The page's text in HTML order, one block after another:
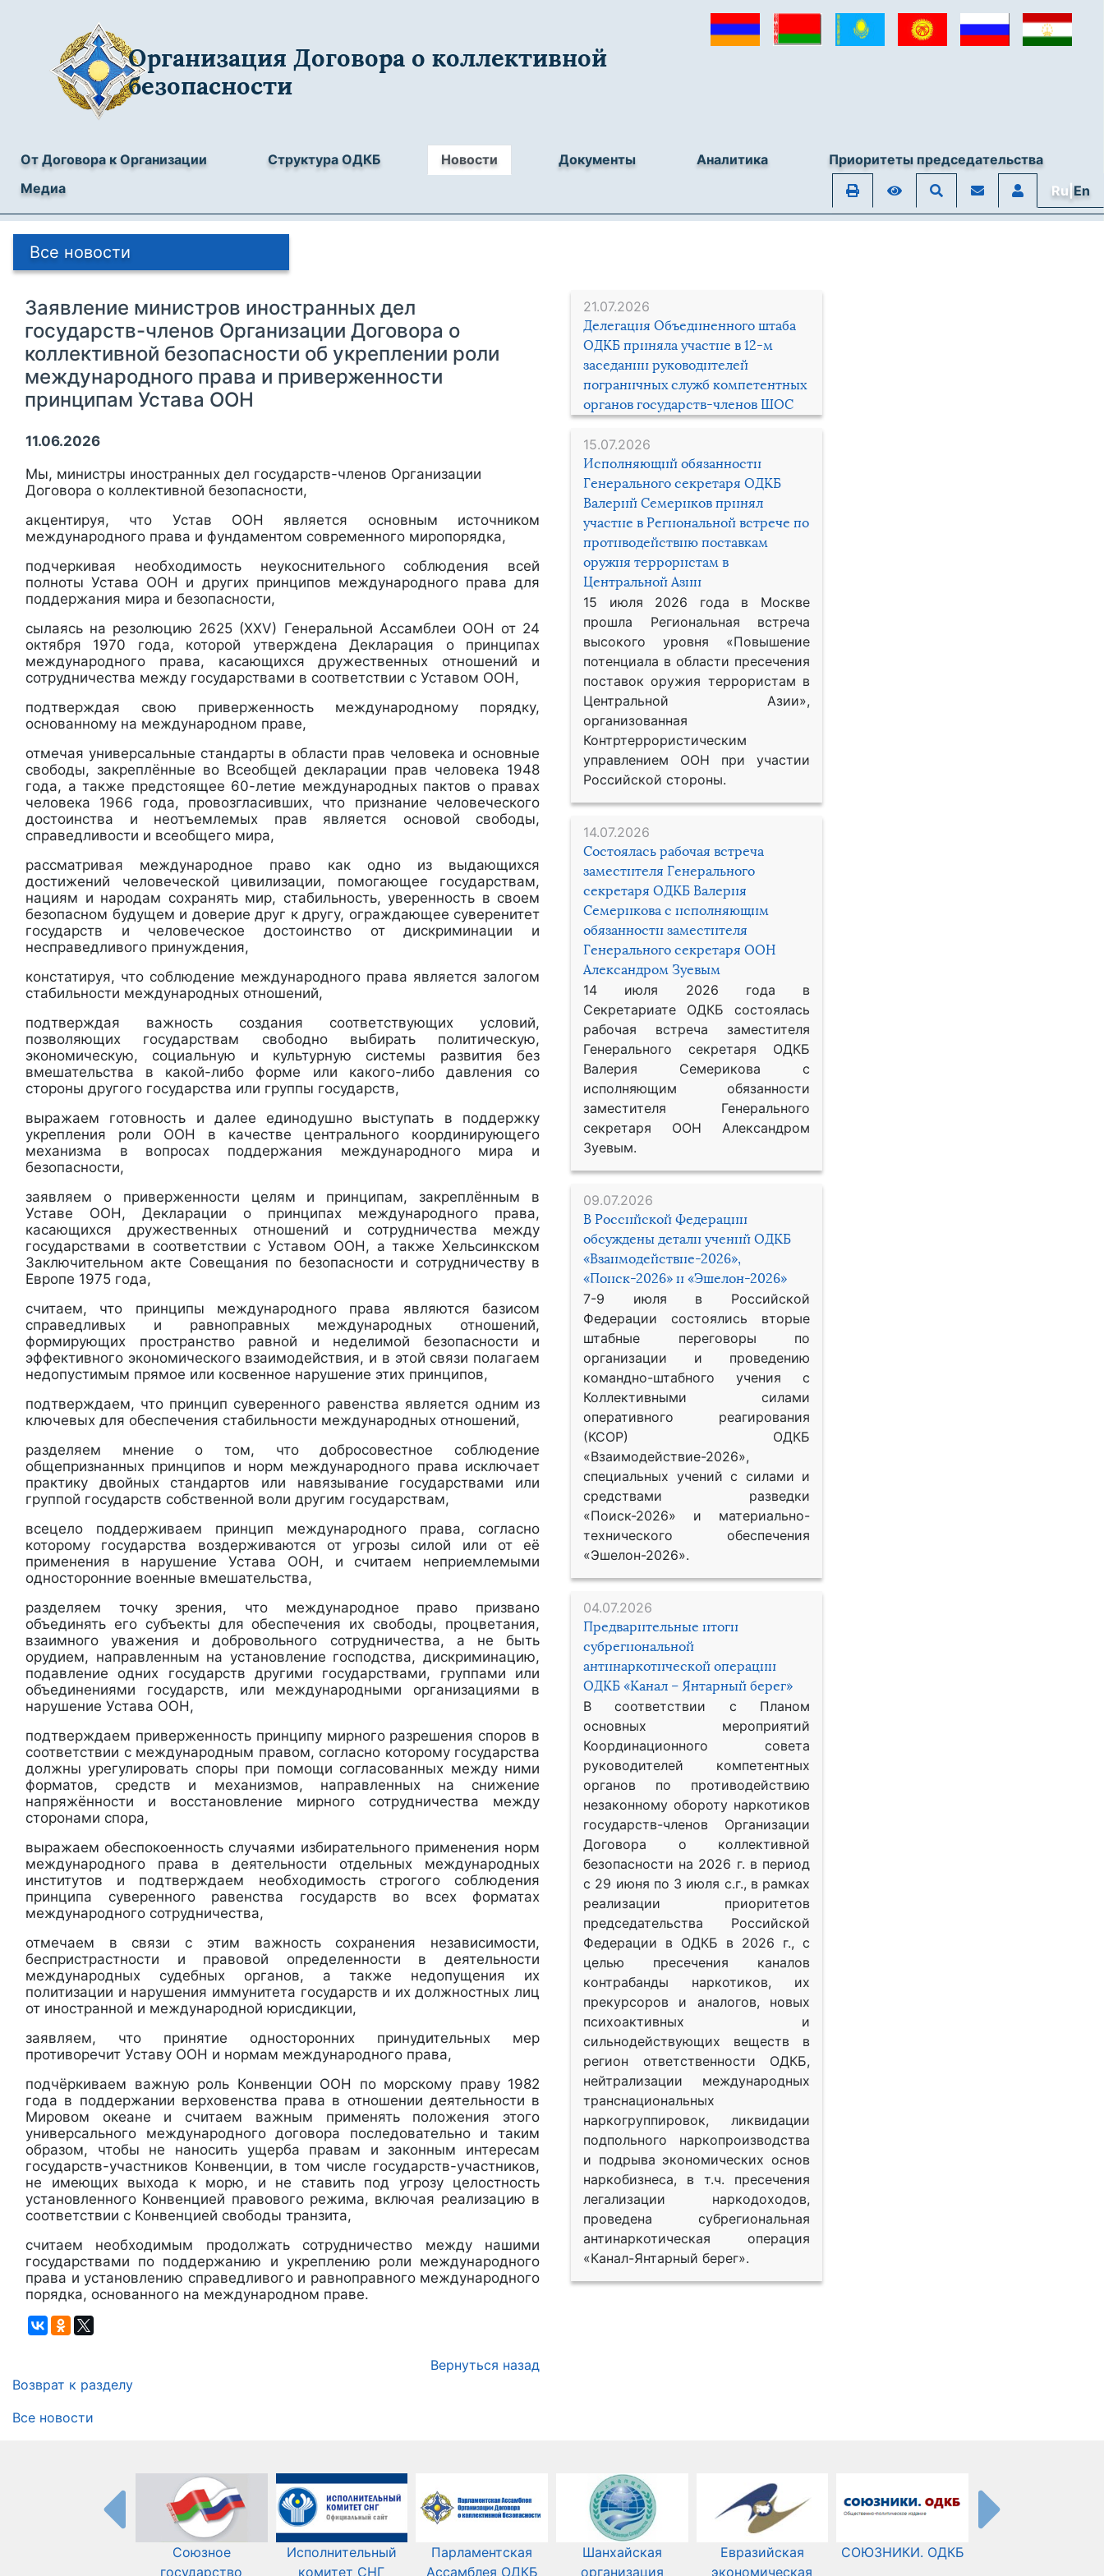
Организация Договора о коллективной
безопасности
От Договора к Организации Структура ОДКБ Новости Документы Аналитика
Приоритеты председательства
Медиа
Ru|En
Все новости
21.07.2026
Делегация Объединенного штаба
ОДКБ приняла участие в 12-м
заседании руководителей
пограничных служб компетентных
органов государств-членов ШОС
15.07.2026
Исполняющий обязанности
Генерального секретаря ОДКБ
Валерий Семериков принял
участие в Региональной встрече по
противодействию поставкам
оружия террористам в
Центральной Азии
15 июля 2026 года в Москве
прошла Региональная встреча
высокого уровня «Повышение
потенциала в области пресечения
поставок оружия террористам в
Центральной Азии»,
организованная
Контртеррористическим
управлением ООН при участии
Российской стороны.
14.07.2026
Состоялась рабочая встреча
заместителя Генерального
секретаря ОДКБ Валерия
Семерикова с исполняющим
обязанности заместителя
Генерального секретаря ООН
Александром Зуевым
14 июля 2026 года в
Секретариате ОДКБ состоялась
рабочая встреча заместителя
Генерального секретаря ОДКБ
Валерия Семерикова с
исполняющим обязанности
заместителя Генерального
секретаря ООН Александром
Зуевым.
09.07.2026
В Российской Федерации
обсуждены детали учений ОДКБ
«Взаимодействие-2026»,
«Поиск-2026» и «Эшелон-2026»
7-9 июля в Российской
Федерации состоялись вторые
штабные переговоры по
организации и проведению
командно-штабного учения с
Коллективными силами
оперативного реагирования
(КСОР) ОДКБ
«Взаимодействие-2026»,
специальных учений с силами и
средствами разведки
«Поиск-2026» и материально-
технического обеспечения
«Эшелон-2026».
04.07.2026
Предварительные итоги
субрегиональной
антинаркотической операции
ОДКБ «Канал – Янтарный берег»
В соответствии с Планом
основных мероприятий
Координационного совета
руководителей компетентных
органов по противодействию
незаконному обороту наркотиков
государств-членов Организации
Договора о коллективной
безопасности на 2026 г. в период
с 29 июня по 3 июля с.г., в рамках
реализации приоритетов
председательства Российской
Федерации в ОДКБ в 2026 г., с
целью пресечения каналов
контрабанды наркотиков, их
прекурсоров и аналогов, новых
психоактивных и
сильнодействующих веществ в
регион ответственности ОДКБ,
нейтрализации международных
транснациональных
наркогруппировок, ликвидации
подпольного наркопроизводства
и подрыва экономических основ
наркобизнеса, в т.ч. пресечения
легализации наркодоходов,
проведена субрегиональная
антинаркотическая операция
«Канал-Янтарный берег».
Заявление министров иностранных дел
государств-членов Организации Договора о
коллективной безопасности об укреплении роли
международного права и приверженности
принципам Устава ООН
11.06.2026
Мы, министры иностранных дел государств-членов Организации
Договора о коллективной безопасности,
акцентируя, что Устав ООН является основным источником
международного права и фундаментом современного миропорядка,
подчеркивая необходимость неукоснительного соблюдения всей
полноты Устава ООН и других принципов международного права для
поддержания мира и безопасности,
сылаясь на резолюцию 2625 (XXV) Генеральной Ассамблеи ООН от 24
октября 1970 года, которой утверждена Декларация о принципах
международного права, касающихся дружественных отношений и
сотрудничества между государствами в соответствии с Уставом ООН,
подтверждая свою приверженность международному порядку,
основанному на международном праве,
отмечая универсальные стандарты в области прав человека и основные
свободы, закреплённые во Всеобщей декларации прав человека 1948
года, а также предстоящее 60-летие международных пактов о правах
человека 1966 года, провозгласивших, что признание человеческого
достоинства и неотъемлемых прав является основой свободы,
справедливости и всеобщего мира,
рассматривая международное право как одно из выдающихся
достижений человеческой цивилизации, помогающее государствам,
нациям и народам сохранять мир, стабильность, уверенность в своем
безопасном будущем и доверие друг к другу, ограждающее суверенитет
государств и человеческое достоинство от дискриминации и
несправедливого принуждения,
констатируя, что соблюдение международного права является залогом
стабильности международных отношений,
подтверждая важность создания соответствующих условий,
позволяющих государствам свободно выбирать политическую,
экономическую, социальную и культурную системы развития без
вмешательства в какой-либо форме или какого-либо давления со
стороны другого государства или группы государств,
выражаем готовность и далее единодушно выступать в поддержку
укрепления роли ООН в качестве центрального координирующего
механизма в вопросах поддержания международного мира и
безопасности,
заявляем о приверженности целям и принципам, закреплённым в
Уставе ООН, Декларации о принципах международного права,
касающихся дружественных отношений и сотрудничества между
государствами в соответствии с Уставом ООН, а также Хельсинкском
Заключительном акте Совещания по безопасности и сотрудничеству в
Европе 1975 года,
считаем, что принципы международного права являются базисом
справедливых и равноправных международных отношений,
формирующих пространство равной и неделимой безопасности и
эффективного экономического взаимодействия, и в этой связи полагаем
недопустимым прямое или косвенное нарушение этих принципов,
подтверждаем, что принцип суверенного равенства является одним из
ключевых для обеспечения стабильности международных отношений,
разделяем мнение о том, что добросовестное соблюдение
общепризнанных принципов и норм международного права исключает
практику двойных стандартов или навязывание государствами или
группой государств собственной воли другим государствам,
всецело поддерживаем принцип международного права, согласно
которому государства воздерживаются от угрозы силой или от её
применения в нарушение Устава ООН, и считаем неприемлемыми
односторонние военные вмешательства,
разделяем точку зрения, что международное право призвано
объединять его субъекты для обеспечения их свободы, процветания,
взаимного уважения и добровольного сотрудничества, а не быть
орудием, направленным на установление господства, дискриминацию,
подавление одних государств другими государствами, группами или
объединениями государств, или международными организациями в
нарушение Устава ООН,
подтверждаем приверженность принципу мирного разрешения споров в
соответствии с международным правом, согласно которому государства
должны урегулировать споры при помощи согласованных между ними
форматов, средств и механизмов, направленных на снижение
напряжённости и восстановление мирного сотрудничества между
сторонами спора,
выражаем обеспокоенность случаями избирательного применения норм
международного права в деятельности отдельных международных
институтов и подтверждаем необходимость строгого соблюдения
принципа суверенного равенства государств во всех форматах
международного сотрудничества,
отмечаем в связи с этим важность сохранения независимости,
беспристрастности и правовой определенности в деятельности
международных судебных органов, а также недопущения их
политизации и нарушения иммунитета государств и их должностных лиц
от иностранной и международной юрисдикции,
заявляем, что принятие односторонних принудительных мер
противоречит Уставу ООН и нормам международного права,
подчёркиваем важную роль Конвенции ООН по морскому праву 1982
года в поддержании верховенства права в отношении деятельности в
Мировом океане и считаем важным применять положения этого
универсального международного договора последовательно и таким
образом, чтобы не наносить ущерба правам и законным интересам
государств-участников Конвенции, в том числе государств-участников,
не имеющих выхода к морю, и не ставить под угрозу целостность
установленного Конвенцией правового режима, включая реализацию в
соответствии с Конвенцией свободы транзита,
считаем необходимым продолжать сотрудничество между нашими
государствами по поддержанию и укреплению роли международного
права и установлению справедливого и равноправного международного
порядка, основанного на международном праве.
Вернуться назад
Возврат к разделу
Все новости
Союзное
государство
Исполнительный
комитет СНГ
Парламентская
Ассамблея ОДКБ
Шанхайская
организация
Евразийская
экономическая
СОЮЗНИКИ. ОДКБ